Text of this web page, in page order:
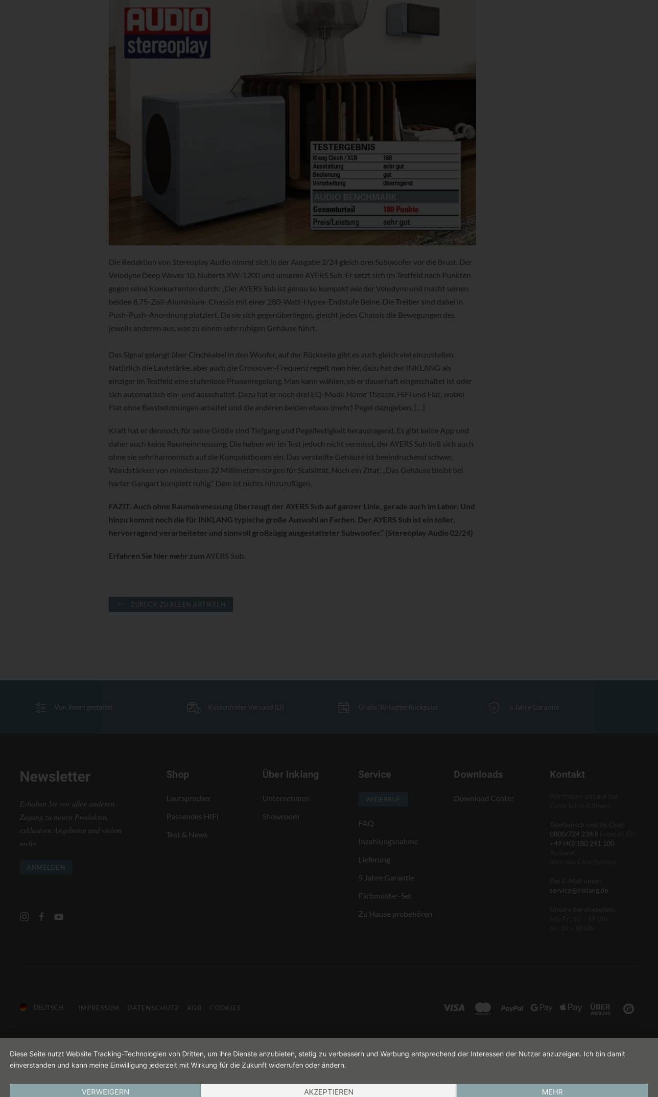
Die Redaktion von Stereoplay Audio nimmt sich in der Ausgabe 2/24 gleich drei Subwoofer vor die Brust. Der
Velodyne Deep Waves 10, Nuberts XW-1200 und unseren AYERS Sub. Er setzt sich im Testfeld nach Punkten
gegen seine Konkurrenten durch: „Der AYERS Sub ist genau so kompakt wie der Velodyne und macht seinen
beiden 8,75-Zoll-Aluminium- Chassis mit einer 280-Watt-Hypex-Endstufe Beine. Die Treiber sind dabei in
Push-Push-Anordnung platziert. Da sie sich gegenüberliegen, gleicht jedes Chassis die Bewegungen des
jeweils anderen aus, was zu einem sehr ruhigen Gehäuse führt.
Das Signal gelangt über Cinchkabel in den Woofer, auf der Rückseite gibt es auch gleich viel einzustellen.
Natürlich die Lautstärke, aber auch die Crossover-Frequenz regelt man hier, dazu hat der INKLANG als
einziger im Testfeld eine stufenlose Phasenregelung. Man kann wählen, ob er dauerhaft eingeschaltet ist oder
sich automatisch ein- und ausschaltet. Dazu hat er noch drei EQ-Modi: Home Theater, HiFi und Flat, wobei
Flat ohne Bassbetonungen arbeitet und die anderen beiden etwas (mehr) Pegel dazugeben. […]
Kraft hat er dennoch, für seine Größe sind Tiefgang und Pegelfestigkeit herausragend. Es gibt keine App und
daher auch keine Raumeinmessung. Die haben wir im Test jedoch nicht vermisst, der AYERS Sub ließ sich auch
ohne sie sehr harmonisch auf die Kompaktboxen ein. Das versteifte Gehäuse ist beeindruckend schwer,
Wandstärken von mindestens 22 Millimetern sorgen für Stabilität. Noch ein Zitat: „Das Gehäuse bleibt bei
harter Gangart komplett ruhig.“ Dem ist nichts hinzuzufügen.
FAZIT: Auch ohne Raumeinmessung überzeugt der AYERS Sub auf ganzer Linie, gerade auch im Labor. Und
hinzu kommt noch die für INKLANG typische große Auswahl an Farben. Der AYERS Sub ist ein toller,
hervorragend verarbeiteter und sinnvoll großzügig ausgestatteter Subwoofer.“ (Stereoplay Audio 02/24)
Erfahren Sie hier mehr zum AYERS Sub.
ZURÜCK ZU ALLEN ARTIKELN
Von Ihnen gestaltet Kostenfreier Versand (D) Gratis 30-tägige Rückgabe 5 Jahre Garantie
Newsletter
Erhalten Sie vor allen anderen
Zugang zu neuen Produkten,
exklusiven Angeboten und vielem
mehr.
ANMELDEN
Shop
Lautsprecher
Passendes HIFI
Test & News
Über Inklang
Unternehmen
Showroom
Service
WIDERRUF
FAQ
Inzahlungsnahme
Lieferung
5 Jahre Garantie
Farbmuster-Set
Zu Hause probehören
Downloads
Download Center
Kontakt
0800/724 238 8
+49 (40) 180 241 100
service@inklang.de
DEUTSCH IMPRESSUM DATENSCHUTZ AGB COOKIES
Diese Seite nutzt Website Tracking-Technologien von Dritten, um ihre Dienste anzubieten, stetig zu verbessern und Werbung entsprechend der Interessen der Nutzer anzuzeigen. Ich bin damit
einverstanden und kann meine Einwilligung jederzeit mit Wirkung für die Zukunft widerrufen oder ändern.
VERWEIGERN AKZEPTIEREN MEHR